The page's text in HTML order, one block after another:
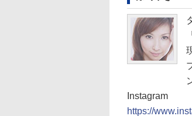
Instagram
https://